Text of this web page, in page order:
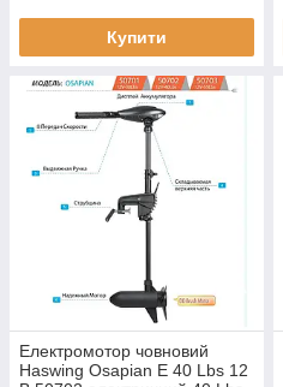
Купити
Електромотор човновий
Haswing Osapian E 40 Lbs 12